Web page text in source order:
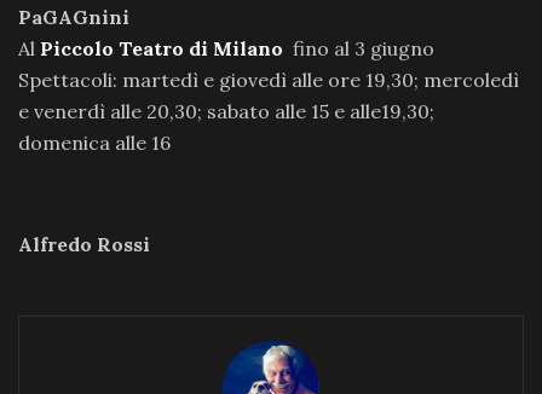
PaGAGnini
Al Piccolo Teatro di Milano fino al 3 giugno
Spettacoli: martedì e giovedì alle ore 19,30; mercoledì
e venerdì alle 20,30; sabato alle 15 e alle19,30;
domenica alle 16
Alfredo Rossi